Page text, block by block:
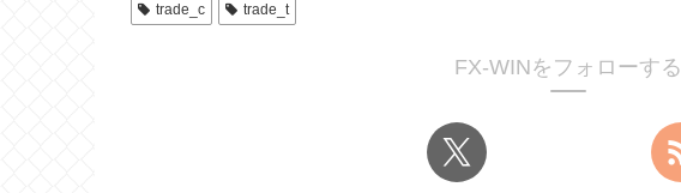
trade_c trade_t
FX-WINをフォローする